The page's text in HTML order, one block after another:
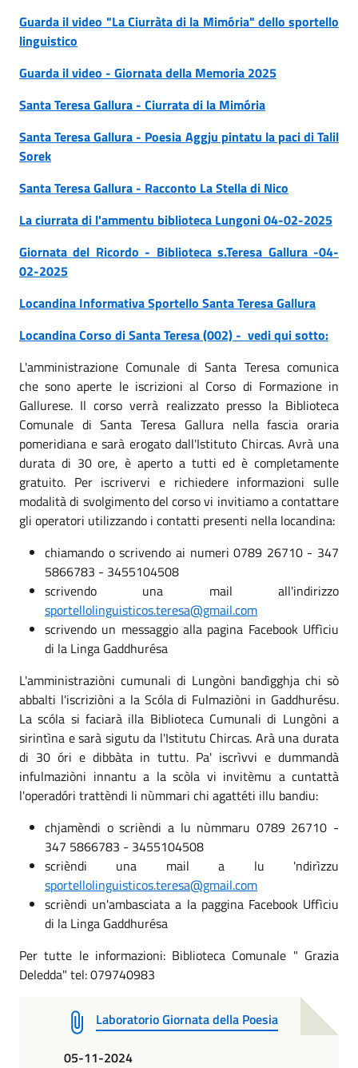
Guarda il video "La Ciurràta di la Mimória" dello sportello
linguistico
Guarda il video - Giornata della Memoria 2025
Santa Teresa Gallura - Ciurrata di la Mimória
Santa Teresa Gallura - Poesia Aggju pintatu la paci di Talil
Sorek
Santa Teresa Gallura - Racconto La Stella di Nico
La ciurrata di l'ammentu biblioteca Lungoni 04-02-2025
Giornata del Ricordo - Biblioteca s.Teresa Gallura -04-
02-2025
Locandina Informativa Sportello Santa Teresa Gallura
Locandina Corso di Santa Teresa (002) - vedi qui sotto:
L'amministrazione Comunale di Santa Teresa comunica
che sono aperte le iscrizioni al Corso di Formazione in
Gallurese. Il corso verrà realizzato presso la Biblioteca
Comunale di Santa Teresa Gallura nella fascia oraria
pomeridiana e sarà erogato dall'Istituto Chircas. Avrà una
durata di 30 ore, è aperto a tutti ed è completamente
gratuito. Per iscrivervi e richiedere informazioni sulle
modalità di svolgimento del corso vi invitiamo a contattare
gli operatori utilizzando i contatti presenti nella locandina:
chiamando o scrivendo ai numeri 0789 26710 - 347
5866783 - 3455104508
scrivendo una mail all'indirizzo
sportellolinguisticos.teresa@gmail.com
scrivendo un messaggio alla pagina Facebook Uffìciu
di la Linga Gaddhurésa
L'amministraziòni cumunali di Lungòni bandìgghja chi sò
abbalti l'iscriziòni a la Scóla di Fulmaziòni in Gaddhurésu.
La scóla si faciarà illa Biblioteca Cumunali di Lungòni a
sirintìna e sarà sigutu da l'Istitutu Chircas. Arà una durata
di 30 óri e dibbàta in tuttu. Pa' iscrìvvi e dummandà
infulmaziòni innantu a la scòla vi invitèmu a cuntattà
l'operadóri trattèndi li nùmmari chi agattéti illu bandiu:
chjamèndi o scrièndi a lu nùmmaru 0789 26710 -
347 5866783 - 3455104508
scrièndi una mail a lu 'ndirìzzu
sportellolinguisticos.teresa@gmail.com
scrièndi un'ambasciata a la paggina Facebook Uffìciu
di la Linga Gaddhurésa
Per tutte le informazioni: Biblioteca Comunale " Grazia
Deledda" tel: 079740983
Laboratorio Giornata della Poesia
05-11-2024